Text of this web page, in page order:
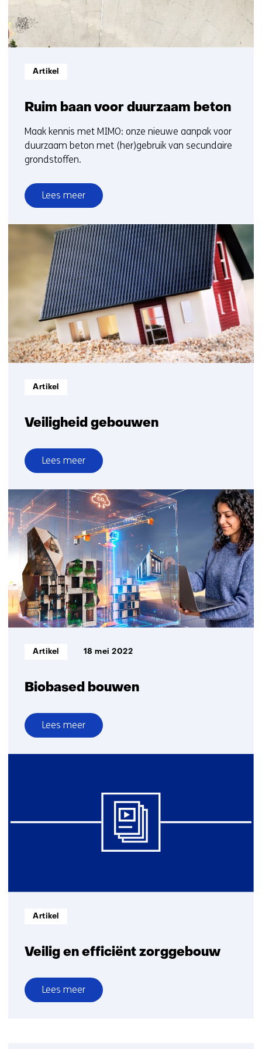
Ruim baan voor duurzaam beton
Informatietype:
Artikel
Maak kennis met MIMO: onze nieuwe aanpak voor
duurzaam beton met (her)gebruik van secundaire
grondstoffen.
Lees meer
over
Ruim
baan
voor
duurzaam
beton
Veiligheid gebouwen
Informatietype:
Artikel
Lees meer
over
Veiligheid
gebouwen
Biobased bouwen
Informatietype:
Artikel 18 mei 2022
Lees meer
over
Biobased
Veilig en efficiënt zorggebouw
Informatietype:
Artikel
Lees meer
over